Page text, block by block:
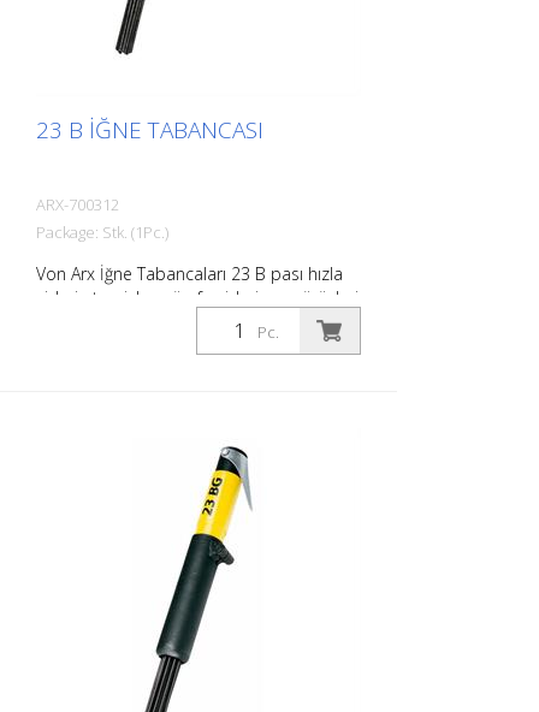
23 B İĞNE TABANCASI
ARX-700312
Package: Stk. (1Pc.)
Von Arx İğne Tabancaları 23 B pası hızla
giderir, temizler, cürufu giderir ve pürüzleri
giderir. Esasen, pürüzlü yüzeyleri
düzeltirler. İğneler serbestçe hareket
Gerektiğinde 2, 3 veya 4 mm iğneler ile
kullanılabilir. Ağırlık: 2,2 kg (4,9 lbs) Hava
tüketimi: 100 L/dak (3,5 cfm) İğneler ø
3mm: 19 adet Hava basıncı: maks. 7 bar
(100 psi) Bağlantı: G 3/8 '' Gürültü seviyesi:
Pc.